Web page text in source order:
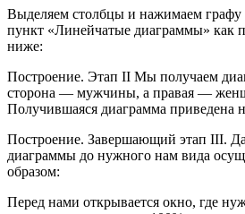
Выделяем столбцы и нажимаем графу
пункт «Линейчатые диаграммы» как
ниже:
Построение. Этап II Мы получаем
сторона — мужчины, а правая —
Получившаяся диаграмма приведена
Построение. Завершающий этап III.
диаграммы до нужного нам вида
образом:
Перед нами открывается окно, где